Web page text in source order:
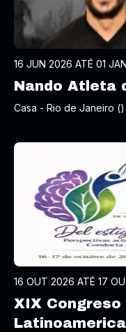
16 JUN 2026 ATÉ 01
Nando Atleta
Casa - Rio de Janeiro ()
16 OUT 2026 ATÉ 17
XIX Congreso